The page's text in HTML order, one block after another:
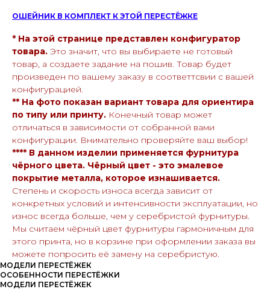
ОШЕЙНИК В КОМПЛЕКТ К ЭТОЙ ПЕРЕСТЁЖКЕ
* На этой странице представлен конфигуратор
товара. Это значит, что вы выбираете не готовый
товар, а создаете задание на пошив. Товар будет
произведен по вашему заказу в соответтсвии с вашей
конфигурацией.
** На фото показан вариант товара для ориентира
по типу или принту. Конечный товар может
отличаться в зависимости от собранной вами
конфигурации. Внимательно проверяйте ваш выбор!
**** В данном изделии применяется фурнитура
чёрного цвета. Чёрный цвет - это эмалевое
покрытие металла, которое изнашивается.
Степень и скорость износа всегда зависит от
конкретных условий и интенсивности эксплуатации, но
износ всегда больше, чем у серебристой фурнитуры.
Мы считаем чёрный цвет фурнитуры гармоничным для
этого принта, но в корзине при оформлении заказа вы
можете попросить её замену на серебристую.
МОДЕЛИ ПЕРЕСТЁЖЕК
ОСОБЕННОСТИ ПЕРЕСТЁЖКИ
МОДЕЛИ ПЕРЕСТЁЖЕК